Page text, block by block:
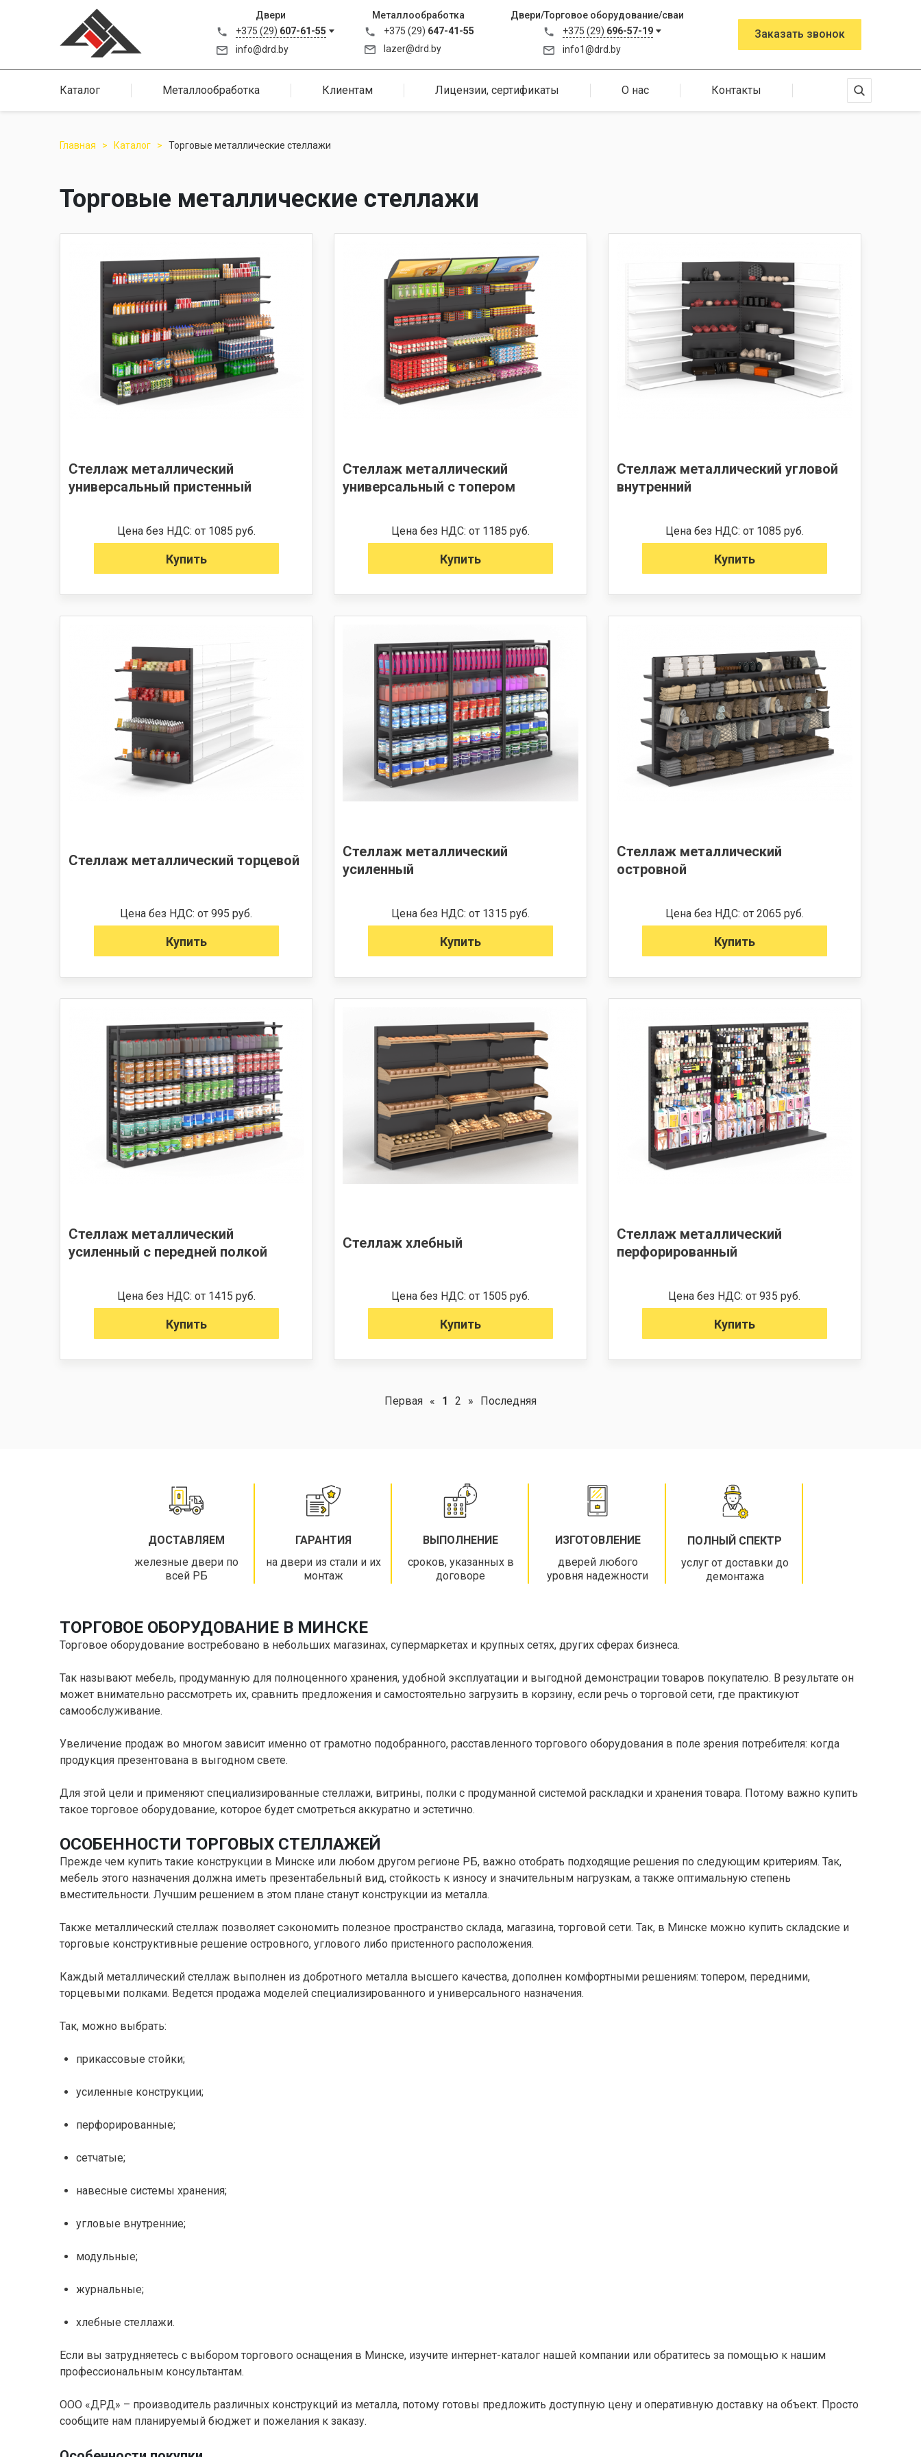
Двери
+375 (29) 607-61-55
info@drd.by
Металлообработка
+375 (29) 647-41-55
lazer@drd.by
Двери/Торговое оборудование/сваи
+375 (29) 696-57-19
info1@drd.by
Заказать звонок
Каталог Металлообработка Клиентам Лицензии, сертификаты О нас Контакты
Главная Каталог Торговые металлические стеллажи
Торговые металлические стеллажи
Стеллаж металлический
универсальный пристенный
Цена без НДС: от 1085 руб.
Купить
Стеллаж металлический
универсальный с топером
Цена без НДС: от 1185 руб.
Купить
Стеллаж металлический угловой
внутренний
Цена без НДС: от 1085 руб.
Купить
Стеллаж металлический торцевой
Цена без НДС: от 995 руб.
Купить
Стеллаж металлический
усиленный
Цена без НДС: от 1315 руб.
Купить
Стеллаж металлический
островной
Цена без НДС: от 2065 руб.
Купить
Стеллаж металлический
усиленный с передней полкой
Цена без НДС: от 1415 руб.
Купить
Стеллаж хлебный
Цена без НДС: от 1505 руб.
Купить
Стеллаж металлический
перфорированный
Цена без НДС: от 935 руб.
Купить
Первая « 1 2 » Последняя
ДОСТАВЛЯЕМ
железные двери по
всей РБ
ГАРАНТИЯ
на двери из стали и их
монтаж
ВЫПОЛНЕНИЕ
сроков, указанных в
договоре
ИЗГОТОВЛЕНИЕ
дверей любого
уровня надежности
ПОЛНЫЙ СПЕКТР
услуг от доставки до
демонтажа
ТОРГОВОЕ ОБОРУДОВАНИЕ В МИНСКЕ
Торговое оборудование востребовано в небольших магазинах, супермаркетах и крупных сетях, других сферах бизнеса.
Так называют мебель, продуманную для полноценного хранения, удобной эксплуатации и выгодной демонстрации товаров покупателю. В результате он
может внимательно рассмотреть их, сравнить предложения и самостоятельно загрузить в корзину, если речь о торговой сети, где практикуют
самообслуживание.
Увеличение продаж во многом зависит именно от грамотно подобранного, расставленного торгового оборудования в поле зрения потребителя: когда
продукция презентована в выгодном свете.
Для этой цели и применяют специализированные стеллажи, витрины, полки с продуманной системой раскладки и хранения товара. Потому важно купить
такое торговое оборудование, которое будет смотреться аккуратно и эстетично.
ОСОБЕННОСТИ ТОРГОВЫХ СТЕЛЛАЖЕЙ
Прежде чем купить такие конструкции в Минске или любом другом регионе РБ, важно отобрать подходящие решения по следующим критериям. Так,
мебель этого назначения должна иметь презентабельный вид, стойкость к износу и значительным нагрузкам, а также оптимальную степень
вместительности. Лучшим решением в этом плане станут конструкции из металла.
Также металлический стеллаж позволяет сэкономить полезное пространство склада, магазина, торговой сети. Так, в Минске можно купить складские и
торговые конструктивные решение островного, углового либо пристенного расположения.
Каждый металлический стеллаж выполнен из добротного металла высшего качества, дополнен комфортными решениям: топером, передними,
торцевыми полками. Ведется продажа моделей специализированного и универсального назначения.
Так, можно выбрать:
прикассовые стойки;
усиленные конструкции;
перфорированные;
сетчатые;
навесные системы хранения;
угловые внутренние;
модульные;
журнальные;
хлебные стеллажи.
Если вы затрудняетесь с выбором торгового оснащения в Минске, изучите интернет-каталог нашей компании или обратитесь за помощью к нашим
профессиональным консультантам.
ООО «ДРД» – производитель различных конструкций из металла, потому готовы предложить доступную цену и оперативную доставку на объект. Просто
сообщите нам планируемый бюджет и пожелания к заказу.